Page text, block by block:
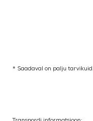
* Saadaval on palju